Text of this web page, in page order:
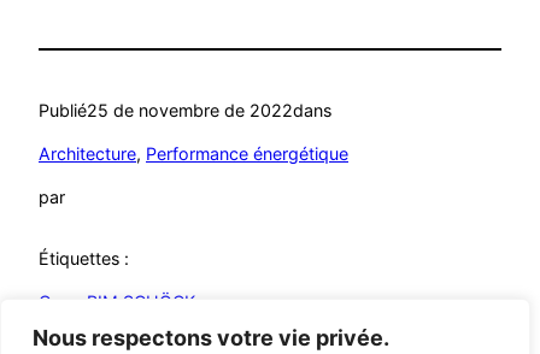
Nous respectons votre vie privée.
Publié25 de novembre de 2022dans
Architecture, Performance énergétique
par
Étiquettes :
Open BIM SCHÖCK